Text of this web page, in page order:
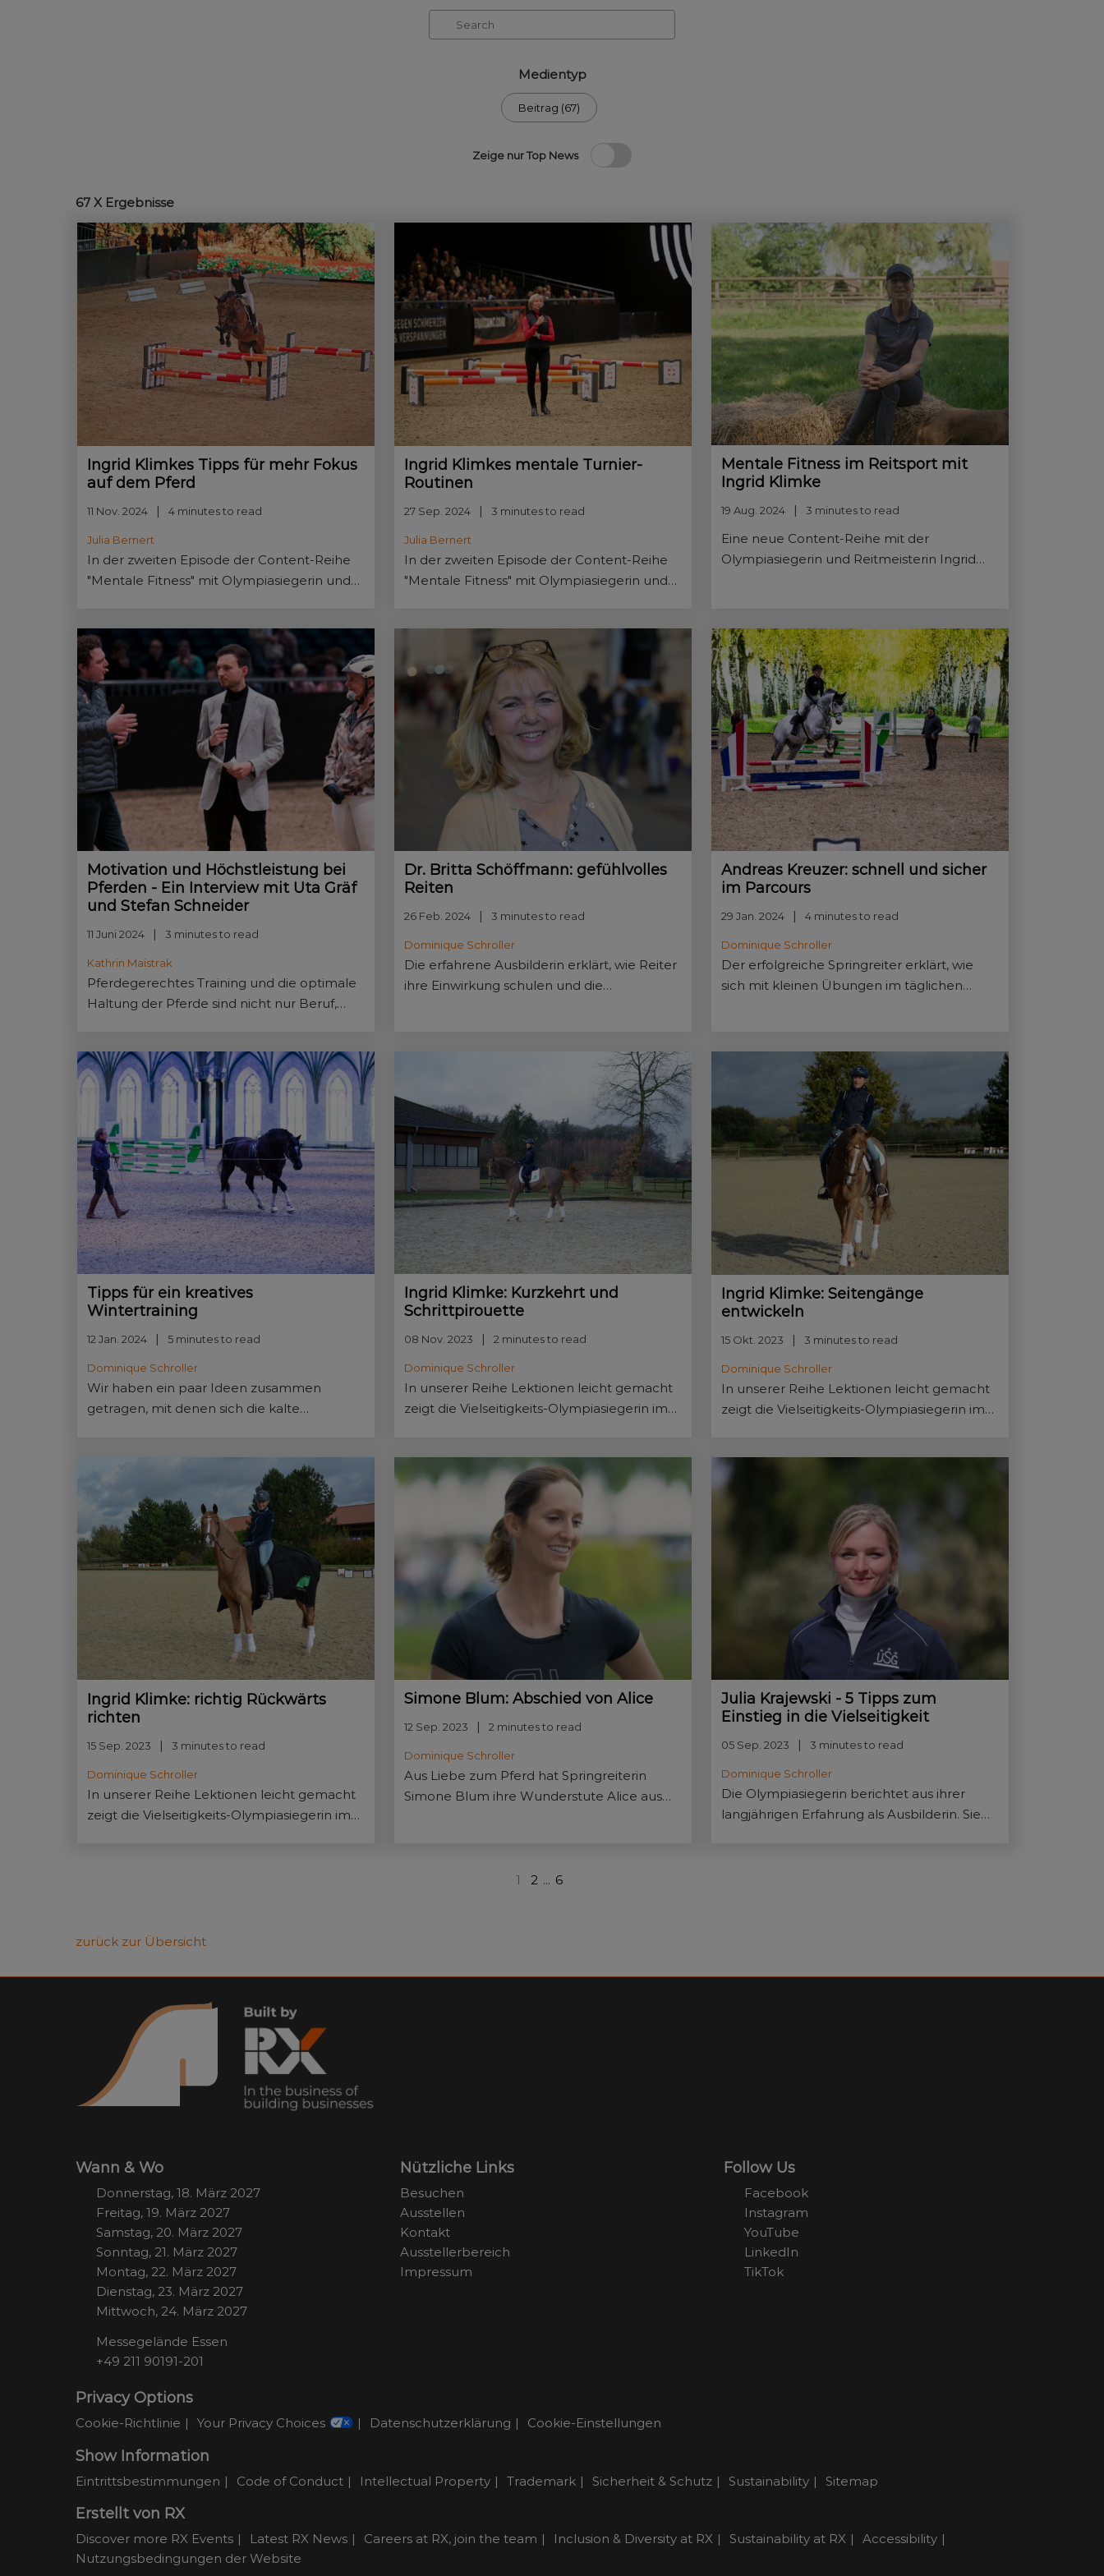
Medientyp
Beitrag (67)
Zeige nur Top News
67 X Ergebnisse
Ingrid Klimkes Tipps für mehr Fokus
auf dem Pferd
11 Nov. 2024 4 minutes to read
Julia Bernert
In der zweiten Episode der Content-Reihe
"Mentale Fitness" mit Olympiasiegerin und
als ein Erfolgsaspekt im Fokus.
Ingrid Klimkes mentale Turnier-
Routinen
27 Sep. 2024 3 minutes to read
Julia Bernert
In der zweiten Episode der Content-Reihe
"Mentale Fitness" mit Olympiasiegerin und
als ein Erfolgsaspekt im Fokus.
Mentale Fitness im Reitsport mit
Ingrid Klimke
19 Aug. 2024 3 minutes to read
Eine neue Content-Reihe mit der
Olympiasiegerin und Reitmeisterin Ingrid
Motivation und Höchstleistung bei
Pferden - Ein Interview mit Uta Gräf
und Stefan Schneider
11 Juni 2024 3 minutes to read
Kathrin Maistrak
Pferdegerechtes Training und die optimale
Haltung der Pferde sind nicht nur Beruf,
Gespräch.
Dr. Britta Schöffmann: gefühlvolles
Reiten
26 Feb. 2024 3 minutes to read
Dominique Schroller
Die erfahrene Ausbilderin erklärt, wie Reiter
ihre Einwirkung schulen und die
Andreas Kreuzer: schnell und sicher
im Parcours
29 Jan. 2024 4 minutes to read
Dominique Schroller
Der erfolgreiche Springreiter erklärt, wie
sich mit kleinen Übungen im täglichen
Tipps für ein kreatives
Wintertraining
12 Jan. 2024 5 minutes to read
Dominique Schroller
Wir haben ein paar Ideen zusammen
getragen, mit denen sich die kalte
Ingrid Klimke: Kurzkehrt und
Schrittpirouette
08 Nov. 2023 2 minutes to read
Dominique Schroller
In unserer Reihe Lektionen leicht gemacht
zeigt die Vielseitigkeits-Olympiasiegerin im
erarbeitet.
Ingrid Klimke: Seitengänge
entwickeln
15 Okt. 2023 3 minutes to read
Dominique Schroller
In unserer Reihe Lektionen leicht gemacht
zeigt die Vielseitigkeits-Olympiasiegerin im
Ingrid Klimke: richtig Rückwärts
richten
15 Sep. 2023 3 minutes to read
Dominique Schroller
In unserer Reihe Lektionen leicht gemacht
zeigt die Vielseitigkeits-Olympiasiegerin im
Simone Blum: Abschied von Alice
12 Sep. 2023 2 minutes to read
Dominique Schroller
Aus Liebe zum Pferd hat Springreiterin
Simone Blum ihre Wunderstute Alice aus
Julia Krajewski - 5 Tipps zum
Einstieg in die Vielseitigkeit
05 Sep. 2023 3 minutes to read
Dominique Schroller
Die Olympiasiegerin berichtet aus ihrer
langjährigen Erfahrung als Ausbilderin. Sie
1 2 ... 6
zurück zur Übersicht
Wann & Wo
Donnerstag, 18. März 2027
Freitag, 19. März 2027
Samstag, 20. März 2027
Sonntag, 21. März 2027
Montag, 22. März 2027
Dienstag, 23. März 2027
Mittwoch, 24. März 2027
Messegelände Essen
+49 211 90191-201
Nützliche Links
Besuchen
Ausstellen
Kontakt
Ausstellerbereich
Impressum
Follow Us
Facebook
Instagram
YouTube
LinkedIn
TikTok
Privacy Options
Cookie-Richtlinie Your Privacy Choices Datenschutzerklärung Cookie-Einstellungen
Show Information
Eintrittsbestimmungen Code of Conduct Intellectual Property Trademark Sicherheit & Schutz Sustainability Sitemap
Erstellt von RX
Discover more RX Events Latest RX News Careers at RX, join the team Inclusion & Diversity at RX Sustainability at RX
Accessibility
Nutzungsbedingungen der Website